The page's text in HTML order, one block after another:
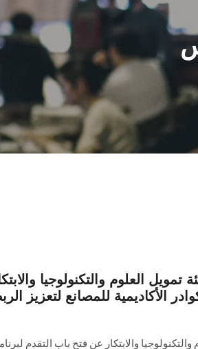
تمويل العلوم والتكنولوجيا
الأكاديمية للمصانع لتعزيز
والابتكار عن فتح باب التقدم